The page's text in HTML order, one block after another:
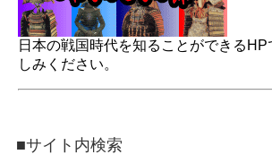
日本の戦国時代を知ることができる
しみください。
■サイト内検索